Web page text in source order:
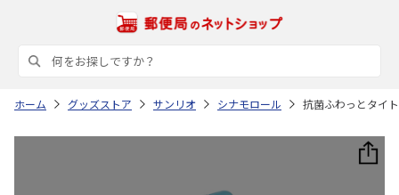
ホーム グッズストア サンリオ シナモロール 抗菌ふわっとタイ